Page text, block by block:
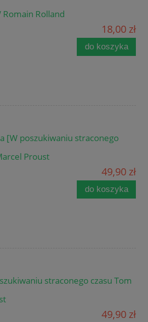
Rolland
18,00 zł
do koszyka
[W poszukiwaniu straconego
Proust
49,90 zł
do koszyka
straconego czasu Tom
49,90 zł